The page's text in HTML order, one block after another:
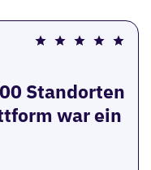
Standorten
war ein